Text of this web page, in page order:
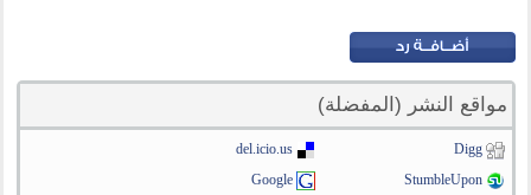
مواقع النشر (المفضلة)
Digg
del.icio.us
StumbleUpon
Google